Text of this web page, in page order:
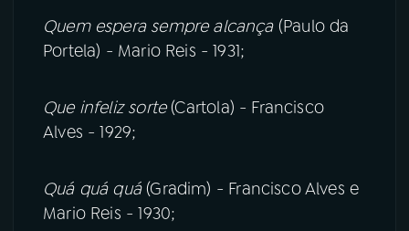
Quem espera sempre alcança(Paulo da
Portela) - Mario Reis - 1931;
Que infeliz sorte(Cartola) - Francisco
Alves - 1929;
Quá quá quá(Gradim) - Francisco Alves e
Mario Reis - 1930;